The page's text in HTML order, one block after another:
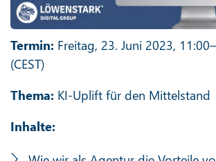
Termin: Freitag, 23. Juni 2023,
(CEST)
Thema: KI-Uplift für den Mittelstand
Inhalte: